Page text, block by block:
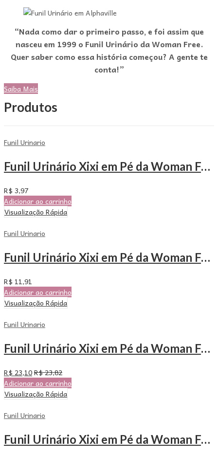
“Nada como dar o primeiro passo, e foi assim que
nasceu em 1999 o Funil Urinário da Woman Free.
Quer saber como essa história começou? A gente te
conta!”
Saiba Mais
Produtos
Funil Urinario
Funil Urinário Xixi em Pé da Woman Free – Unitário
R$ 3,97
Adicionar ao carrinho
Visualização Rápida
Funil Urinario
Funil Urinário Xixi em Pé da Woman Free – Com 3 Unidades
R$ 11,91
Adicionar ao carrinho
Visualização Rápida
Funil Urinario
Funil Urinário Xixi em Pé da Woman Free – Com 6 Unidades
R$ 23,10R$23,82
Adicionar ao carrinho
Visualização Rápida
Funil Urinario
Funil Urinário Xixi em Pé da Woman Free – Com 12 Unidades